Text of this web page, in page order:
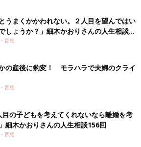
うまくかかわれない。２人目を望んではい
しょうか？」細木かおりさんの人生相談
育児
の産後に豹変！ モラハラで夫婦のクライ
育児
目の子どもを考えてくれないなら離婚を考
細木かおりさんの人生相談156回
育児